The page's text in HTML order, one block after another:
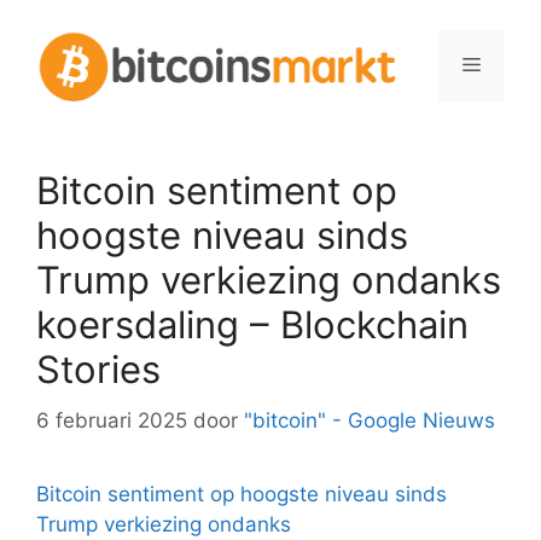
inhoud
Menu
Bitcoin sentiment op
hoogste niveau sinds
Trump verkiezing ondanks
koersdaling – Blockchain
Stories
6 februari 2025 door "bitcoin" - Google Nieuws
Bitcoin sentiment op hoogste niveau sinds
Trump verkiezing ondanks